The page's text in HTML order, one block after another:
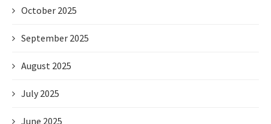
October 2025
September 2025
August 2025
July 2025
June 2025